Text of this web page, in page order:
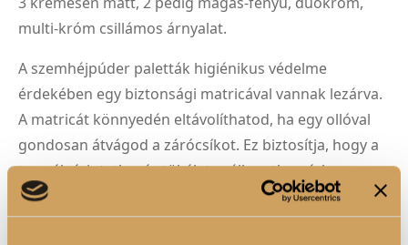
multi-króm csillámos árnyalat.
A szemhéjpúder paletták higiénikus védelme
érdekében egy biztonsági matricával vannak lezárva.
A matricát könnyedén eltávolíthatod, ha egy ollóval
gondosan átvágod a zárócsíkot. Ez biztosítja, hogy a
termék érintetlen és tökéletes állapotban érkezzen
hozzád.